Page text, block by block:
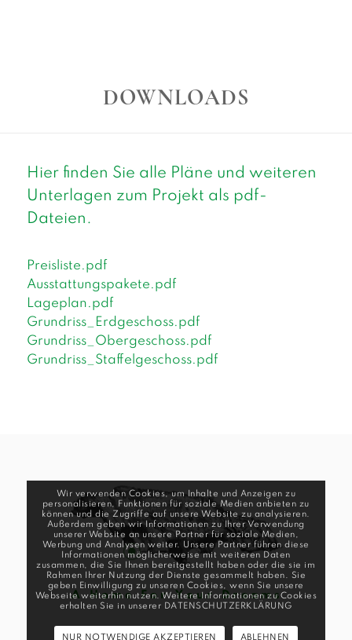
DOWNLOADS
Hier finden Sie alle Pläne und weiteren
Unterlagen zum Projekt als pdf-
Dateien.
Preisliste.pdf
Ausstattungspakete.pdf
Lageplan.pdf
Grundriss_Erdgeschoss.pdf
Grundriss_Obergeschoss.pdf
Grundriss_Staffelgeschoss.pdf
A H o m e F o r Y o u r D r e a m s
Wir verwenden Cookies, um Inhalte und Anzeigen zu
personalisieren, Funktionen für soziale Medien anbieten zu
können und die Zugriffe auf unsere Website zu analysieren.
Außerdem geben wir Informationen zu Ihrer Verwendung
unserer Website an unsere Partner für soziale Medien,
Werbung und Analysen weiter. Unsere Partner führen diese
Informationen möglicherweise mit weiteren Daten
zusammen, die Sie Ihnen bereitgestellt haben oder die sie im
Rahmen Ihrer Nutzung der Dienste gesammelt haben. Sie
geben Einwilligung zu unseren Cookies, wenn Sie unsere
Webseite weiterhin nutzen. Weitere Informationen zu Cookies
erhalten Sie in unserer DATENSCHUTZERKLÄRUNG
NUR NOTWENDIGE AKZEPTIEREN ABLEHNEN